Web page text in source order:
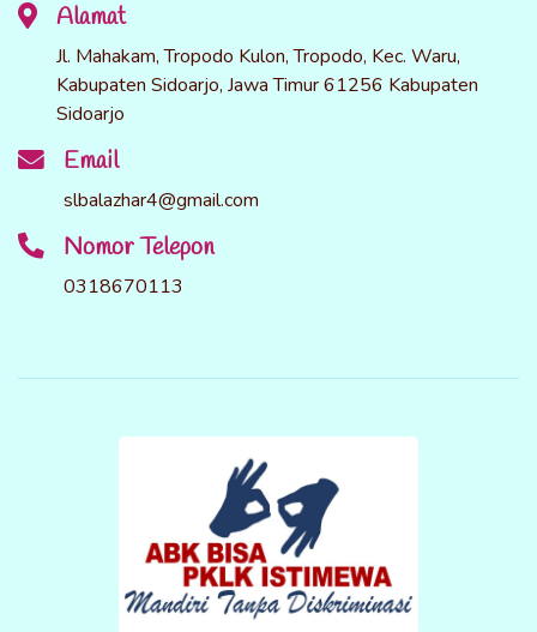
Alamat
Jl. Mahakam, Tropodo Kulon, Tropodo, Kec. Waru,
Kabupaten Sidoarjo, Jawa Timur 61256 Kabupaten
Sidoarjo
Email
slbalazhar4@gmail.com
Nomor Telepon
0318670113